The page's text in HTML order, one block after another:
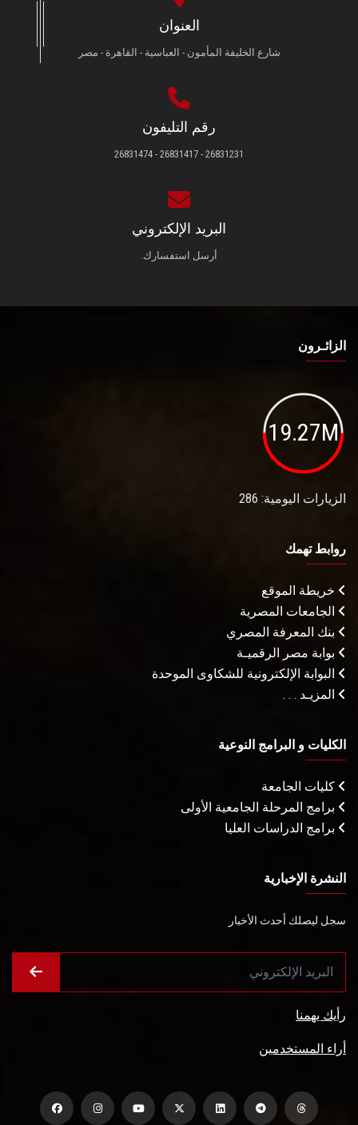
العنوان
شارع الخليفة المأمون - العباسية - القاهرة - مصر
رقم التليفون
26831231 - 26831417 - 26831474
البريد الإلكتروني
أرسل استفسارك.
الزائـرون
19.27M
الزيارات اليومية: 286
روابط تهمك
خريطة الموقع
الجامعات المصرية
بنك المعرفة المصري
بوابة مصر الرقميـة
البوابة الإلكترونية للشكاوى الموحدة
المزيـد . . .
الكليات و البرامج النوعية
كليات الجامعة
برامج المرحلة الجامعية الأولى
برامج الدراسات العليا
النشرة الإخبارية
سجل ليصلك أحدث الأخبار
رأيك يهمنا
أراء المستخدمين